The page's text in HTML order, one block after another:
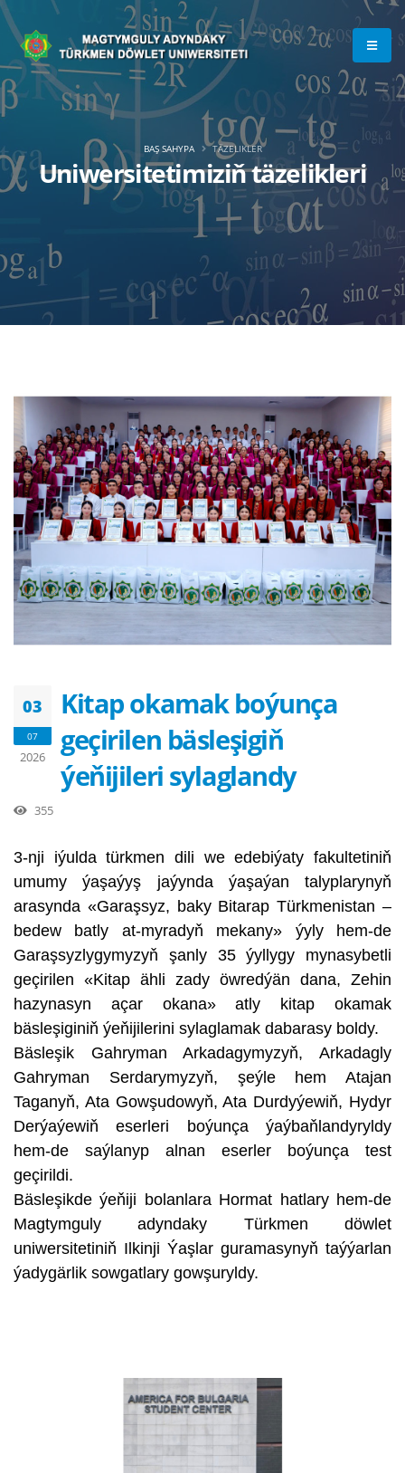
Uniwersitetimiziň täzelikleri
BAŞ SAHYPA TÄZELIKLER
03
07
2026
Kitap okamak boýunça
geçirilen bäsleşigiň
ýeňijileri sylaglandy
355
3-nji iýulda türkmen dili we edebiýaty fakultetiniň
umumy ýaşaýyş jaýynda ýaşaýan talyplarynyň
arasynda «Garaşsyz, baky Bitarap Türkmenistan –
bedew batly at-myradyň mekany» ýyly hem-de
Garaşsyzlygymyzyň şanly 35 ýyllygy mynasybetli
geçirilen «Kitap ähli zady öwredýän dana, Zehin
hazynasyn açar okana» atly kitap okamak
bäsleşiginiň ýeňijilerini sylaglamak dabarasy boldy.
Bäsleşik Gahryman Arkadagymyzyň, Arkadagly
Gahryman Serdarymyzyň, şeýle hem Atajan
Taganyň, Ata Gowşudowyň, Ata Durdyýewiň, Hydyr
Derýaýewiň eserleri boýunça ýaýbaňlandyryldy
hem-de saýlanyp alnan eserler boýunça test
geçirildi.
Bäsleşikde ýeňiji bolanlara Hormat hatlary hem-de
Magtymguly adyndaky Türkmen döwlet
uniwersitetiniň Ilkinji Ýaşlar guramasynyň taýýarlan
ýadygärlik sowgatlary gowşuryldy.